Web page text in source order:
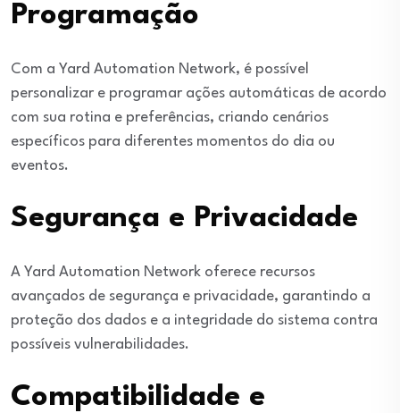
Programação
Com a Yard Automation Network, é possível
personalizar e programar ações automáticas de acordo
com sua rotina e preferências, criando cenários
específicos para diferentes momentos do dia ou
eventos.
Segurança e Privacidade
A Yard Automation Network oferece recursos
avançados de segurança e privacidade, garantindo a
proteção dos dados e a integridade do sistema contra
possíveis vulnerabilidades.
Compatibilidade e